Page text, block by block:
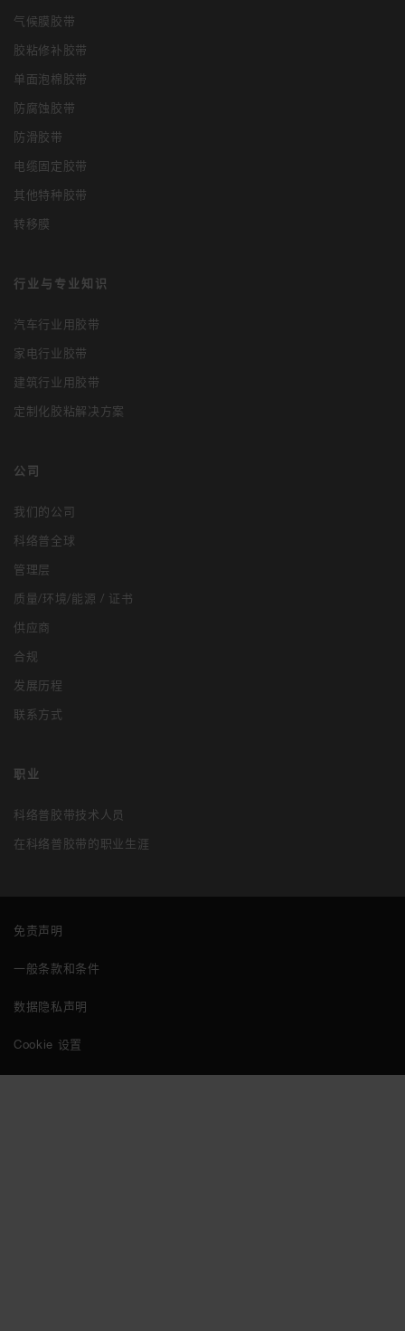
气候膜胶带
胶粘修补胶带
单面泡棉胶带
防腐蚀胶带
防滑胶带
电缆固定胶带
其他特种胶带
转移膜
行业与专业知识
汽车行业用胶带
家电行业胶带
建筑行业用胶带
定制化胶粘解决方案
公司
我们的公司
科络普全球
管理层
质量/环境/能源 / 证书
供应商
合规
发展历程
联系方式
职业
科络普胶带技术人员
在科络普胶带的职业生涯
免责声明
一般条款和条件
数据隐私声明
Cookie 设置